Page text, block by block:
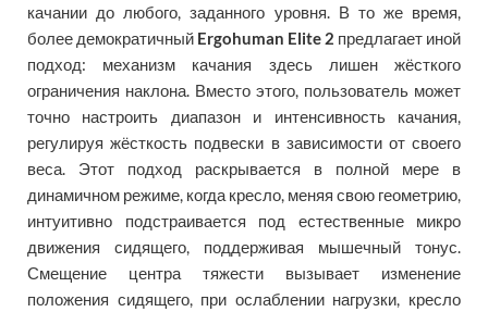
качании до любого, заданного уровня. В то же время,
более демократичный Ergohuman Elite 2 предлагает иной
подход: механизм качания здесь лишен жёсткого
ограничения наклона. Вместо этого, пользователь может
точно настроить диапазон и интенсивность качания,
регулируя жёсткость подвески в зависимости от своего
веса. Этот подход раскрывается в полной мере в
динамичном режиме, когда кресло, меняя свою геометрию,
интуитивно подстраивается под естественные микро
движения сидящего, поддерживая мышечный тонус.
Смещение центра тяжести вызывает изменение
положения сидящего, при ослаблении нагрузки, кресло